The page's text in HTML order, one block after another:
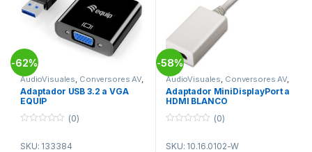
-62%
AudioVisuales Conversores AV,
Telecomunicacion
Adaptador USB 3.2 a VGA
EQUIP
u
(0)
SKU: 133384
-58%
AudioVisuales Conversores AV,
Telecomunicacion
Adaptador MiniDisplayPort a
HDMI BLANCO
u
(0)
SKU: 10.16.0102-W